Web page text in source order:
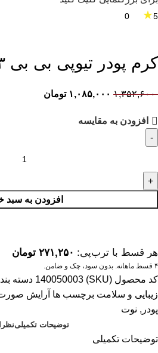
5
★
کرم پودر تیوپی بی بی ۰۳ 35ML – نوت
۱,۳۵۲,۶۰۰ ۱,۰۸۵,۰۰۰ تومان
افزودن به مقایسه
افزودن به سبد
هر قسط با ترب‌پی: ۲۷۱,۲۵۰ تومان
۴ قسط ماهانه. بدون سود، چک و ضامن.
کد محصول (SKU) 140050003 دسته
زیبایی و سلامت برچسب ها آرایش
پودر , نوت
توضیحات تکمیلی
توضیحات تکمیلی